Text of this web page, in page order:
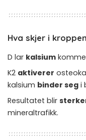
Hva skjer i
D lar kalsium
K2 aktiverer
kalsium binder seg i
Resultatet blir
mineraltrafikk.